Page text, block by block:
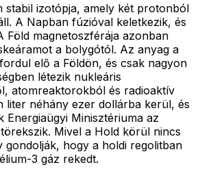
stabil izotópja, amely két protonból
A Napban fúzióval keletkezik, és
Föld magnetoszférája azonban
a bolygótól. Az anyag a
elő a Földön, és csak nagyon
létezik nukleáris
atomreaktorokból és radioaktív
liter néhány ezer dollárba kerül, és
Energiaügyi Minisztériuma az
Mivel a Hold körül nincs
gondolják, hogy a holdi regolitban
3 gáz rekedt.